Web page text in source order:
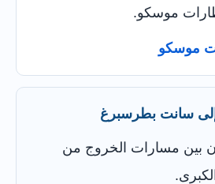
موسكو.
موسكو
سانت بطرسبرغ
بين مسارات الخروج من